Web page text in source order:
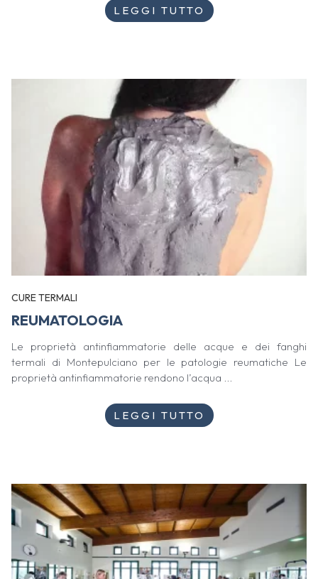
LEGGI TUTTO
CURE TERMALI
REUMATOLOGIA
Le proprietà antinfiammatorie delle acque e dei fanghi
termali di Montepulciano per le patologie reumatiche Le
proprietà antinfiammatorie rendono l’acqua ...
LEGGI TUTTO